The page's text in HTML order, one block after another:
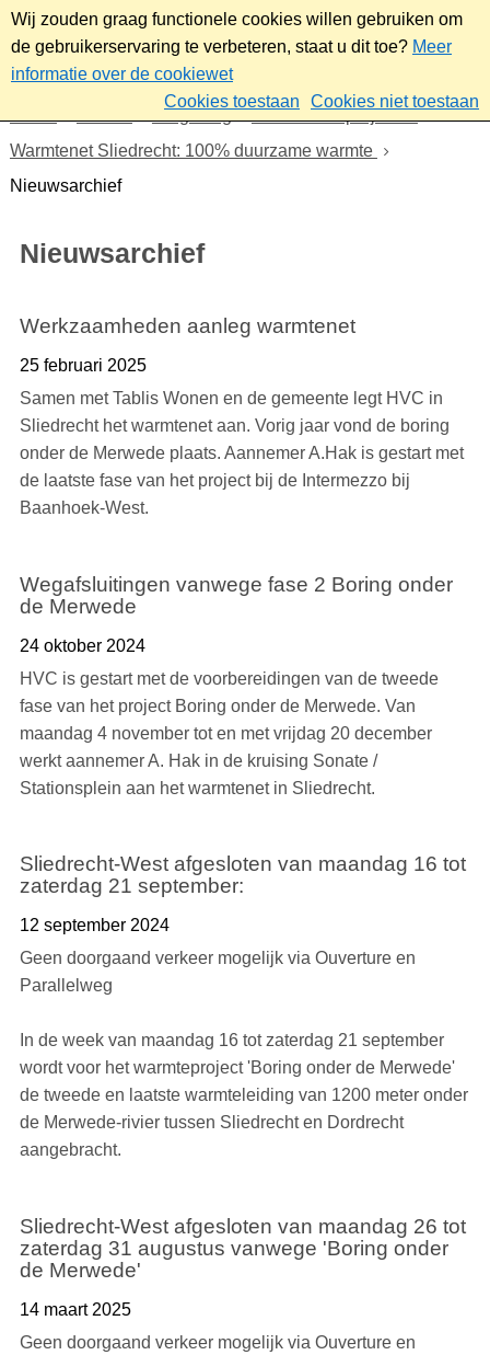
Wij zouden graag functionele cookies willen gebruiken om
de gebruikerservaring te verbeteren, staat u dit toe? Meer
informatie over de cookiewet
Cookies toestaan
Cookies niet toestaan
Omgeving
Plannen en projecten
Warmtenet Sliedrecht: 100% duurzame warmte
Nieuwsarchief
Nieuwsarchief
Werkzaamheden aanleg warmtenet
25 februari 2025
Samen met Tablis Wonen en de gemeente legt HVC in
Sliedrecht het warmtenet aan. Vorig jaar vond de boring
onder de Merwede plaats. Aannemer A.Hak is gestart met
de laatste fase van het project bij de Intermezzo bij
Baanhoek-West.
Wegafsluitingen vanwege fase 2 Boring onder
de Merwede
24 oktober 2024
HVC is gestart met de voorbereidingen van de tweede
fase van het project Boring onder de Merwede. Van
maandag 4 november tot en met vrijdag 20 december
werkt aannemer A. Hak in de kruising Sonate /
Stationsplein aan het warmtenet in Sliedrecht.
Sliedrecht-West afgesloten van maandag 16 tot
zaterdag 21 september:
12 september 2024
Geen doorgaand verkeer mogelijk via Ouverture en
Parallelweg
In de week van maandag 16 tot zaterdag 21 september
wordt voor het warmteproject 'Boring onder de Merwede'
de tweede en laatste warmteleiding van 1200 meter onder
de Merwede-rivier tussen Sliedrecht en Dordrecht
aangebracht.
Sliedrecht-West afgesloten van maandag 26 tot
zaterdag 31 augustus vanwege 'Boring onder
de Merwede'
14 maart 2025
Geen doorgaand verkeer mogelijk via Ouverture en